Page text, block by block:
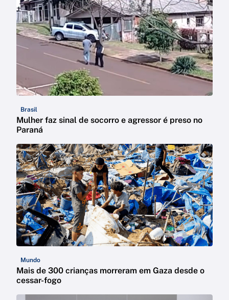
Brasil
Mulher faz sinal de socorro e agressor é preso no
Paraná
Mundo
Mais de 300 crianças morreram em Gaza desde o
cessar-fogo